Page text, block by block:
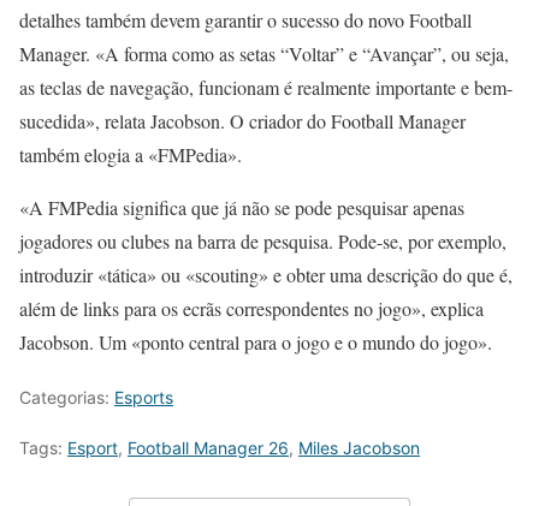
detalhes também devem garantir o sucesso do novo Football
Manager. «A forma como as setas “Voltar” e “Avançar”, ou seja,
as teclas de navegação, funcionam é realmente importante e bem-
sucedida», relata Jacobson. O criador do Football Manager
também elogia a «FMPedia».
«A FMPedia significa que já não se pode pesquisar apenas
jogadores ou clubes na barra de pesquisa. Pode-se, por exemplo,
introduzir «tática» ou «scouting» e obter uma descrição do que é,
além de links para os ecrãs correspondentes no jogo», explica
Jacobson. Um «ponto central para o jogo e o mundo do jogo».
Categorias: Esports
Tags: Esport, Football Manager 26, Miles Jacobson